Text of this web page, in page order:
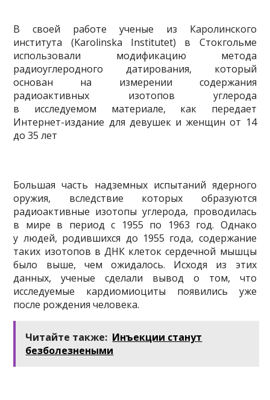
В своей работе ученые из Каролинского
института (Karolinska Institutet) в Стокгольме
использовали модификацию метода
радиоуглеродного датирования, который
основан на измерении содержания
радиоактивных изотопов углерода
в исследуемом материале, как передает
Интернет-издание для девушек и женщин от 14
до 35 лет
Большая часть надземных испытаний ядерного
оружия, вследствие которых образуются
радиоактивные изотопы углерода, проводилась
в мире в период с 1955 по 1963 год. Однако
у людей, родившихся до 1955 года, содержание
таких изотопов в ДНК клеток сердечной мышцы
было выше, чем ожидалось. Исходя из этих
данных, ученые сделали вывод о том, что
исследуемые кардиомиоциты появились уже
после рождения человека.
Читайте также: Инъекции станут
безболезнеными